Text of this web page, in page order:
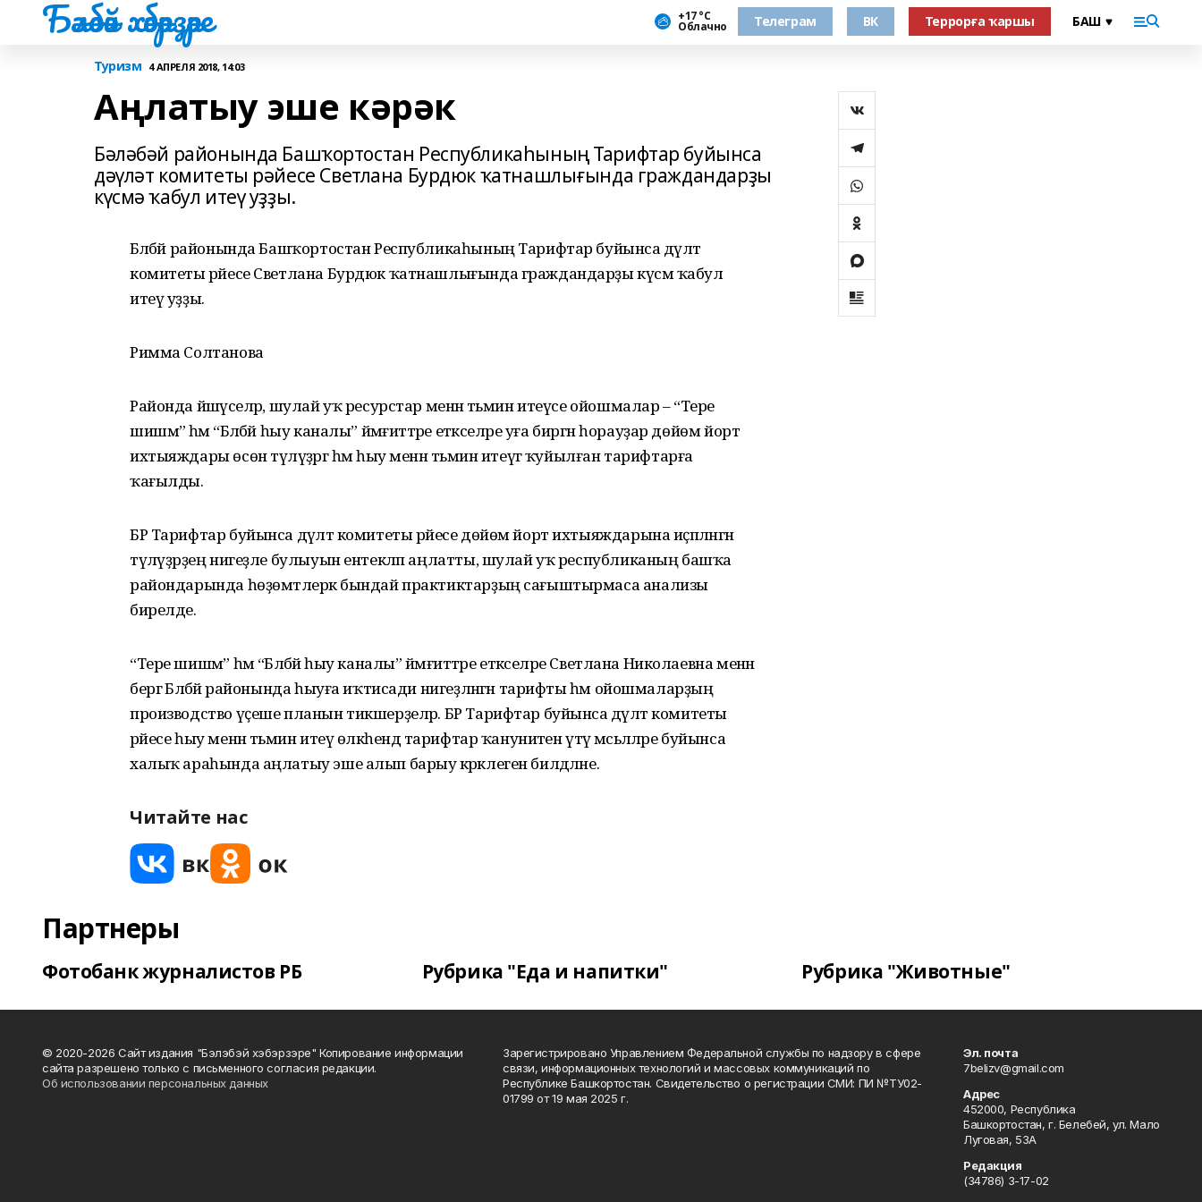
Бәләбәй хәбәрҙәре +17 °С
Облачно Телеграм ВК Террорға ҡаршы
Туризм 4 АПРЕЛЯ 2018, 14:03
Аңлатыу эше кәрәк
Бәләбәй районында Башҡортостан Республикаһының Тарифтар буйынса
дәүләт комитеты рәйесе Светлана Бурдюк ҡатнашлығында граждандарҙы
күсмә ҡабул итеү уҙҙы.
Бәләбәй районында Башҡортостан Республикаһының Тарифтар буйынса дәүләт
комитеты рәйесе Светлана Бурдюк ҡатнашлығында граждандарҙы күсмә ҡабул
итеү уҙҙы.
Римма Солтанова
Районда йәшәүселәр, шулай уҡ ресурстар менән тәьмин итеүсе ойошмалар – “Тере
шишмә” һәм “Бәләбәй һыу каналы” йәмғиәттәре етәкселәре уға биргән һорауҙар дөйөм йорт
ихтыяждары өсөн түләүҙәргә һәм һыу менән тәьмин итеүгә ҡуйылған тарифтарға
ҡағылды.
БР Тарифтар буйынса дәүләт комитеты рәйесе дөйөм йорт ихтыяждарына иҫәпләнгән
түләүҙәрҙең нигеҙле булыуын ентекләп аңлатты, шулай уҡ республиканың башҡа
райондарында һөҙөмтәлерәк бындай практиктарҙың сағыштырмаса анализы
бирелде.
“Тере шишмә” һәм “Бәләбәй һыу каналы” йәмғиәттәре етәкселәре Светлана Николаевна менән
бергә Бәләбәй районында һыуға иҡтисади нигеҙләнгән тарифты һәм ойошмаларҙың
производство үҫеше планын тикшерҙеләр. БР Тарифтар буйынса дәүләт комитеты
рәйесе һыу менән тәьмин итеү өлкәһендә тарифтар ҡануниәтен үтәү мәсьәләләре буйынса
халыҡ араһында аңлатыу эше алып барыу кәрәклеген билдәләне.
Читайте нас
Партнеры
Фотобанк журналистов РБ Рубрика "Еда и напитки" Рубрика "Животные"
© 2020-2026 Сайт издания "Бэлэбэй хэбэрзэре" Копирование информации
сайта разрешено только с письменного согласия редакции.
Об использовании персональных данных
Зарегистрировано Управлением Федеральной службы по надзору в сфере
связи, информационных технологий и массовых коммуникаций по
Республике Башкортостан. Свидетельство о регистрации СМИ: ПИ №ТУ02-
01799 от 19 мая 2025 г.
Эл. почта
7belizv@gmail.com
Адрес
452000, Республика
Башкортостан, г. Белебей, ул. Мало
Луговая, 53А
Редакция
(34786) 3-17-02